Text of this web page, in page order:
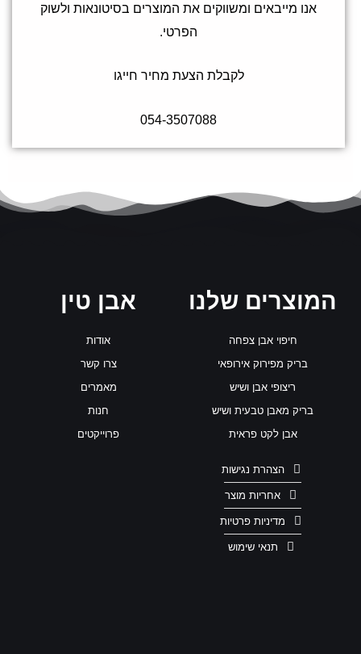
אנו מייבאים ומשווקים את המוצרים בסיטונאות ולשוק
הפרטי.
לקבלת הצעת מחיר חייגו
054-3507088
המוצרים שלנו
חיפוי אבן צפחה
בריק מפירוק אירופאי
ריצופי אבן ושיש
בריק מאבן טבעית ושיש
אבן לקט פראית
אבן טין
אודות
צרו קשר
מאמרים
חנות
פרוייקטים
הצהרת נגישות
אחריות מוצר
מדיניות פרטיות
תנאי שימוש